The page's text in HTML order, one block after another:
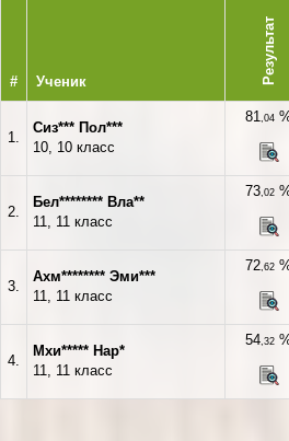
# Ученик Результат
1.
Сиз*** Пол***
10, 10 класс
81,04
2.
Бел******** Вла**
11, 11 класс
73,02
3.
Ахм******** Эми***
11, 11 класс
72,62
4.
Мхи***** Нар*
11, 11 класс
54,32